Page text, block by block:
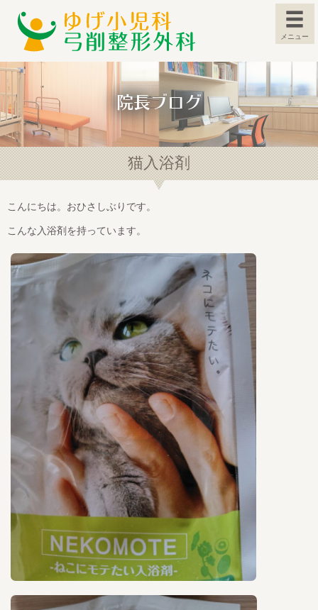
メニュー
院長ブログ
猫入浴剤
こんにちは。おひさしぶりです。
こんな入浴剤を持っています。